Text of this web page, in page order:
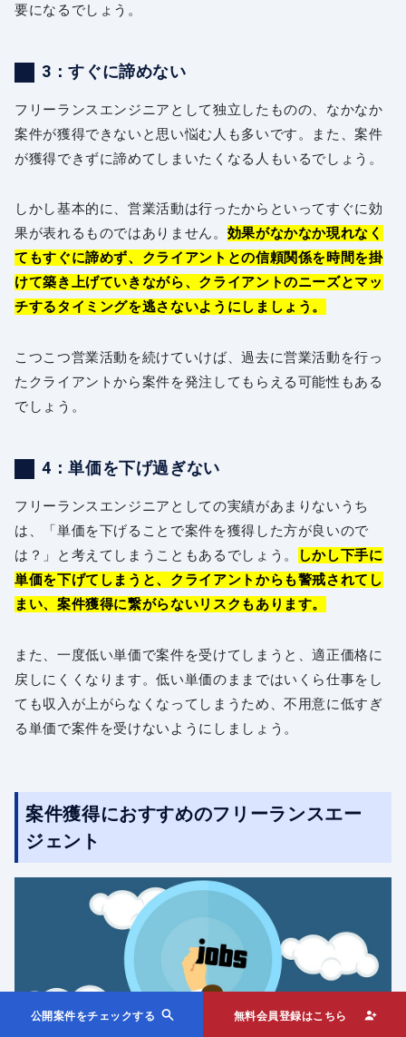
要になるでしょう。
3：すぐに諦めない
フリーランスエンジニアとして独立したものの、なかなか
案件が獲得できないと思い悩む人も多いです。また、案件
が獲得できずに諦めてしまいたくなる人もいるでしょう。
しかし基本的に、営業活動は行ったからといってすぐに効
果が表れるものではありません。 効果がなかなか現れなく
てもすぐに諦めず、クライアントとの信頼関係を時間を掛
けて築き上げていきながら、クライアントのニーズとマッ
チするタイミングを逃さないようにしましょう。
こつこつ営業活動を続けていけば、過去に営業活動を行っ
たクライアントから案件を発注してもらえる可能性もある
でしょう。
4：単価を下げ過ぎない
フリーランスエンジニアとしての実績があまりないうち
は、「単価を下げることで案件を獲得した方が良いので
は？」と考えてしまうこともあるでしょう。
しかし下手に
単価を下げてしまうと、クライアントからも警戒されてし
まい、案件獲得に繋がらないリスクもあります。
また、一度低い単価で案件を受けてしまうと、適正価格に
戻しにくくなります。低い単価のままではいくら仕事をし
ても収入が上がらなくなってしまうため、不用意に低すぎ
る単価で案件を受けないようにしましょう。
案件獲得におすすめのフリーランスエー
ジェント
公開案件をチェックする 無料会員登録はこちら